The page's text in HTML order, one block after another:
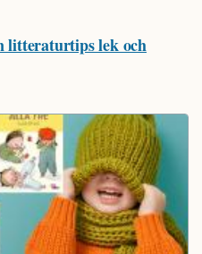
litteraturtips lek och